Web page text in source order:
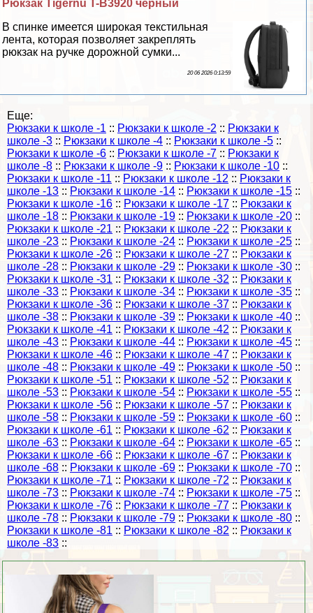
Рюкзак Tigernu T-B3920 черный
В спинке имеется широкая текстильная
лента, которая позволяет закреплять
рюкзак на ручке дорожной сумки...
20 06 2026 0:13:59
Еще:
Рюкзаки к школе -1 :: Рюкзаки к школе -2 :: Рюкзаки к
школе -3 :: Рюкзаки к школе -4 :: Рюкзаки к школе -5 ::
Рюкзаки к школе -6 :: Рюкзаки к школе -7 :: Рюкзаки к
школе -8 :: Рюкзаки к школе -9 :: Рюкзаки к школе -10 ::
Рюкзаки к школе -11 :: Рюкзаки к школе -12 :: Рюкзаки к
школе -13 :: Рюкзаки к школе -14 :: Рюкзаки к школе -15 ::
Рюкзаки к школе -16 :: Рюкзаки к школе -17 :: Рюкзаки к
школе -18 :: Рюкзаки к школе -19 :: Рюкзаки к школе -20 ::
Рюкзаки к школе -21 :: Рюкзаки к школе -22 :: Рюкзаки к
школе -23 :: Рюкзаки к школе -24 :: Рюкзаки к школе -25 ::
Рюкзаки к школе -26 :: Рюкзаки к школе -27 :: Рюкзаки к
школе -28 :: Рюкзаки к школе -29 :: Рюкзаки к школе -30 ::
Рюкзаки к школе -31 :: Рюкзаки к школе -32 :: Рюкзаки к
школе -33 :: Рюкзаки к школе -34 :: Рюкзаки к школе -35 ::
Рюкзаки к школе -36 :: Рюкзаки к школе -37 :: Рюкзаки к
школе -38 :: Рюкзаки к школе -39 :: Рюкзаки к школе -40 ::
Рюкзаки к школе -41 :: Рюкзаки к школе -42 :: Рюкзаки к
школе -43 :: Рюкзаки к школе -44 :: Рюкзаки к школе -45 ::
Рюкзаки к школе -46 :: Рюкзаки к школе -47 :: Рюкзаки к
школе -48 :: Рюкзаки к школе -49 :: Рюкзаки к школе -50 ::
Рюкзаки к школе -51 :: Рюкзаки к школе -52 :: Рюкзаки к
школе -53 :: Рюкзаки к школе -54 :: Рюкзаки к школе -55 ::
Рюкзаки к школе -56 :: Рюкзаки к школе -57 :: Рюкзаки к
школе -58 :: Рюкзаки к школе -59 :: Рюкзаки к школе -60 ::
Рюкзаки к школе -61 :: Рюкзаки к школе -62 :: Рюкзаки к
школе -63 :: Рюкзаки к школе -64 :: Рюкзаки к школе -65 ::
Рюкзаки к школе -66 :: Рюкзаки к школе -67 :: Рюкзаки к
школе -68 :: Рюкзаки к школе -69 :: Рюкзаки к школе -70 ::
Рюкзаки к школе -71 :: Рюкзаки к школе -72 :: Рюкзаки к
школе -73 :: Рюкзаки к школе -74 :: Рюкзаки к школе -75 ::
Рюкзаки к школе -76 :: Рюкзаки к школе -77 :: Рюкзаки к
школе -78 :: Рюкзаки к школе -79 :: Рюкзаки к школе -80 ::
Рюкзаки к школе -81 :: Рюкзаки к школе -82 :: Рюкзаки к
школе -83 ::